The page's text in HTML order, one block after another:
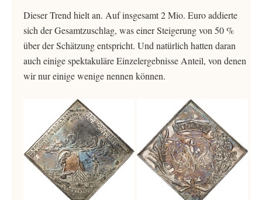
Dieser Trend hielt an. Auf insgesamt 2 Mio. Euro addierte
sich der Gesamtzuschlag, was einer Steigerung von 50 %
über der Schätzung entspricht. Und natürlich hatten daran
auch einige spektakuläre Einzelergebnisse Anteil, von denen
wir nur einige wenige nennen können.